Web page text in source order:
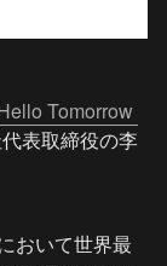
Tomorrow
表取締役の李
おいて世界最